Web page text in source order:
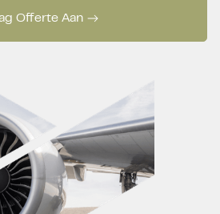
Offerte Aan